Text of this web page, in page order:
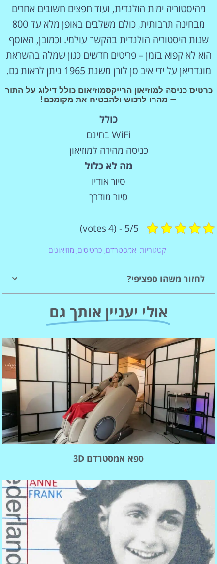
מהיסטוריה ימית הולנדית, ועוד חפצים חשובים אחרים
מבחינה תרבותית, כולם משלבים באופן מלא עד 800
שנות היסטוריה הולנדית בהקשר עולמי. וכמובן, האוסף
הוא לא קפוא בזמן – פריטים חדשים כגון שמלה בהשראת
מונדריאן על ידי איב סן לורן משנת 1965 ניתן לראות גם.
כרטיס כניסה למוזיאון הרייקסמוזיאום כולל דילוג על התור
– מהרו לרכוש ולהבטיח את מקומכם!
כולל
WiFi בחינם
כניסה מהירה למוזיאון
מה לא כלול
סיור אודיו
סיור מודרך
5/5 - (4 votes)
קטגוריות: אמסטרדם, כרטיסים, מוזיאונים
לחזור משהו ספציפי?
אולי יעניין אותך גם
ספא אמסטרדם 3D